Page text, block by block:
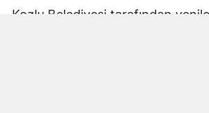
Kozlu Belediyesi tarafından